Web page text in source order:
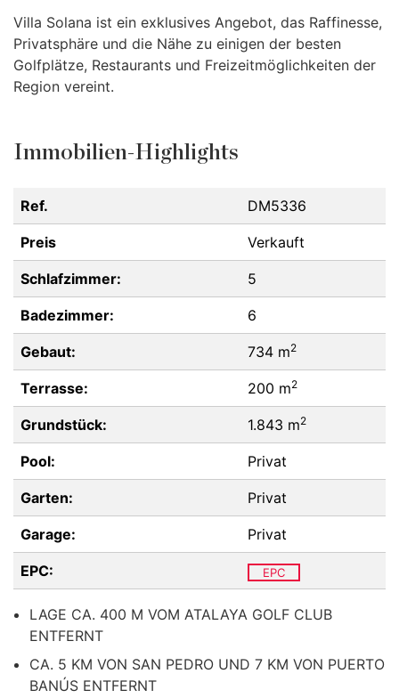
Villa Solana ist ein exklusives Angebot, das Raffinesse,
Privatsphäre und die Nähe zu einigen der besten
Golfplätze, Restaurants und Freizeitmöglichkeiten der
Region vereint.
Immobilien-Highlights
Ref. DM5336
Preis Verkauft
Schlafzimmer: 5
Badezimmer: 6
Gebaut: 734 m2
Terrasse: 200 m2
Grundstück: 1.843 m2
Pool: Privat
Garten: Privat
Garage: Privat
EPC: EPC
LAGE CA. 400 M VOM ATALAYA GOLF CLUB
ENTFERNT
CA. 5 KM VON SAN PEDRO UND 7 KM VON PUERTO
BANÚS ENTFERNT